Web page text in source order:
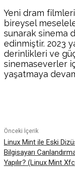
Yeni dram
bireysel
sunarak sinema
edinmiştir. 2023
derinlikleri ve
sinemaseverler
yaşatmaya
Önceki İçerik
Linux Mint ile Eski
Bilgisayarı
Yapılır? (Linux Mint